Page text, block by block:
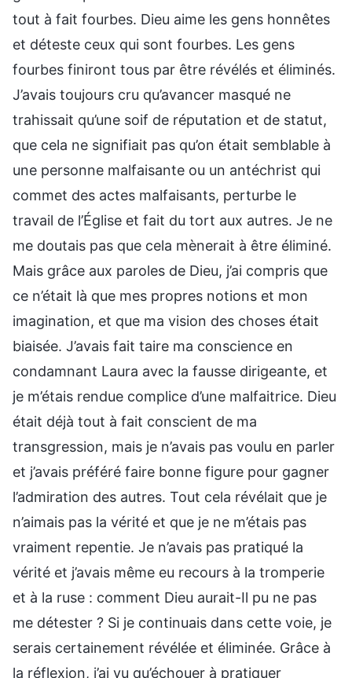
tout à fait fourbes. Dieu aime les gens honnêtes
et déteste ceux qui sont fourbes. Les gens
fourbes finiront tous par être révélés et éliminés.
J’avais toujours cru qu’avancer masqué ne
trahissait qu’une soif de réputation et de statut,
que cela ne signifiait pas qu’on était semblable à
une personne malfaisante ou un antéchrist qui
commet des actes malfaisants, perturbe le
travail de l’Église et fait du tort aux autres. Je ne
me doutais pas que cela mènerait à être éliminé.
Mais grâce aux paroles de Dieu, j’ai compris que
ce n’était là que mes propres notions et mon
imagination, et que ma vision des choses était
biaisée. J’avais fait taire ma conscience en
condamnant Laura avec la fausse dirigeante, et
je m’étais rendue complice d’une malfaitrice. Dieu
était déjà tout à fait conscient de ma
transgression, mais je n’avais pas voulu en parler
et j’avais préféré faire bonne figure pour gagner
l’admiration des autres. Tout cela révélait que je
n’aimais pas la vérité et que je ne m’étais pas
vraiment repentie. Je n’avais pas pratiqué la
vérité et j’avais même eu recours à la tromperie
et à la ruse : comment Dieu aurait-Il pu ne pas
me détester ? Si je continuais dans cette voie, je
serais certainement révélée et éliminée. Grâce à
la réflexion, j’ai vu qu’échouer à pratiquer